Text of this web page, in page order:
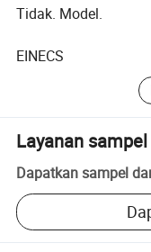
Tidak. Model.
EINECS
Layanan sampel
Dapatkan sampel